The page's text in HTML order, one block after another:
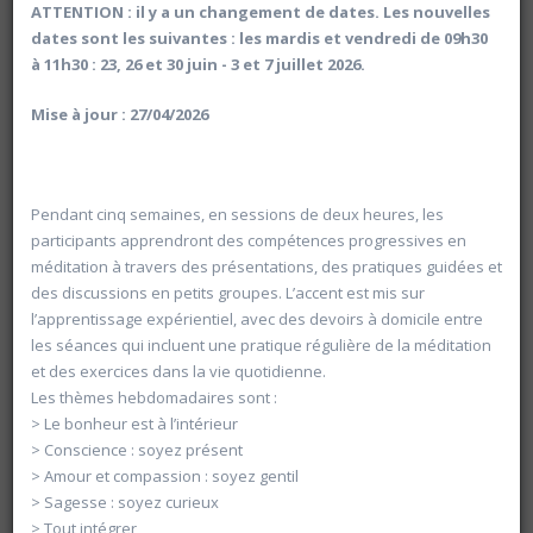
Rechercher
Vider les filtres
ATTENTION : il y a un changement de dates. Les nouvelles
dates sont les suivantes : les mardis et vendredi de 09h30
à 11h30 : 23, 26 et 30 juin - 3 et 7 juillet 2026.
Mise à jour : 27/04/2026
Pendant cinq semaines, en sessions de deux heures, les
participants apprendront des compétences progressives en
méditation à travers des présentations, des pratiques guidées et
des discussions en petits groupes. L’accent est mis sur
l’apprentissage expérientiel, avec des devoirs à domicile entre
les séances qui incluent une pratique régulière de la méditation
et des exercices dans la vie quotidienne.
Les thèmes hebdomadaires sont :
> Le bonheur est à l’intérieur
> Conscience : soyez présent
> Amour et compassion : soyez gentil
> Sagesse : soyez curieux
> Tout intégrer